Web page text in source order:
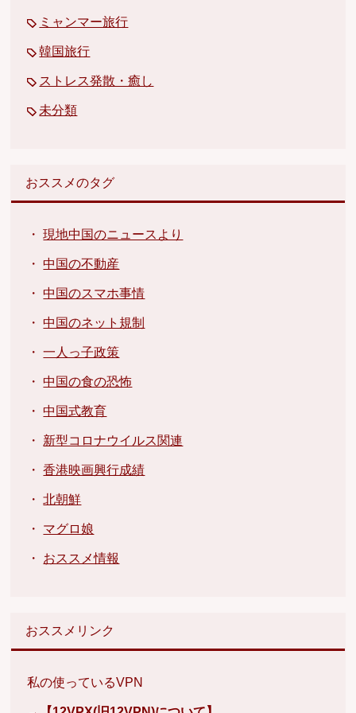
ミャンマー旅行
韓国旅行
ストレス発散・癒し
未分類
おススメのタグ
・現地中国のニュースより
・中国の不動産
・中国のスマホ事情
・中国のネット規制
・一人っ子政策
・中国の食の恐怖
・中国式教育
・ 新型コロナウイルス関連
・香港映画興行成績
・北朝鮮
・ マグロ娘
・ おススメ情報
おススメリンク
私の使っているVPN